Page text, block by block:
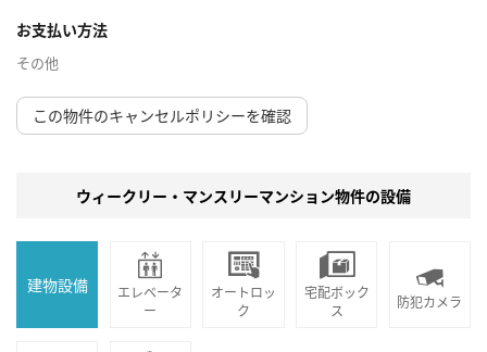
お支払い方法
その他
この物件のキャンセルポリシーを確認
ウィークリー・マンスリーマンション物件の設備
建物設備
エレベータ
ー
オートロッ
ク
宅配ボック
ス
防犯カメラ